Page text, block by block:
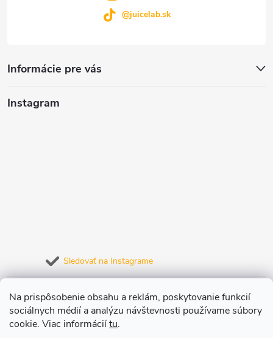
Na prispôsobenie obsahu a reklám, poskytovanie funkcií
sociálnych médií a analýzu návštevnosti používame súbory
cookie. Viac informáciítu.
Informácie pre vás
@juicelab.sk
Instagram
Sledovať na Instagrame
Prijímame online platby